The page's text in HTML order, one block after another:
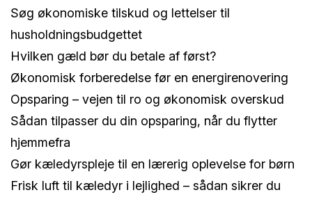
Søg økonomiske tilskud og lettelser til
husholdningsbudgettet
Hvilken gæld bør du betale af først?
Økonomisk forberedelse før en energirenovering
Opsparing – vejen til ro og økonomisk overskud
Sådan tilpasser du din opsparing, når du flytter
hjemmefra
Gør kæledyrspleje til en lærerig oplevelse for børn
Frisk luft til kæledyr i lejlighed – sådan sikrer du